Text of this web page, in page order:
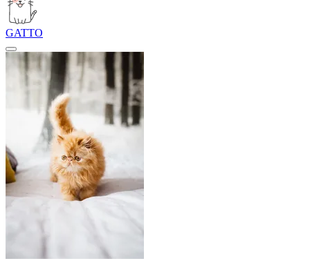
GATTO